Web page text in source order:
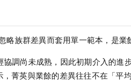
族群差異而套用單一範本，是業
調尚未成熟，因此初期介入的進
，菁英與業餘的差異往往不在「